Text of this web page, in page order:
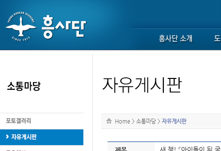
Home > 소통마당 > 자유게시판
새 책! 『아이돌이 된